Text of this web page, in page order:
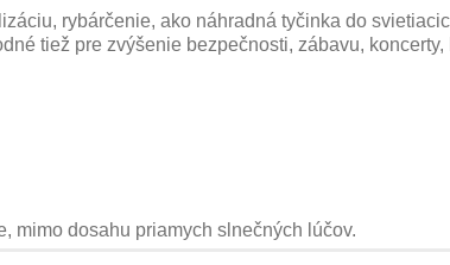
rybárčenie, ako náhradná tyčinka do
tiež pre zvýšenie bezpečnosti, zábavu,
mimo dosahu priamych slnečných lúčov.